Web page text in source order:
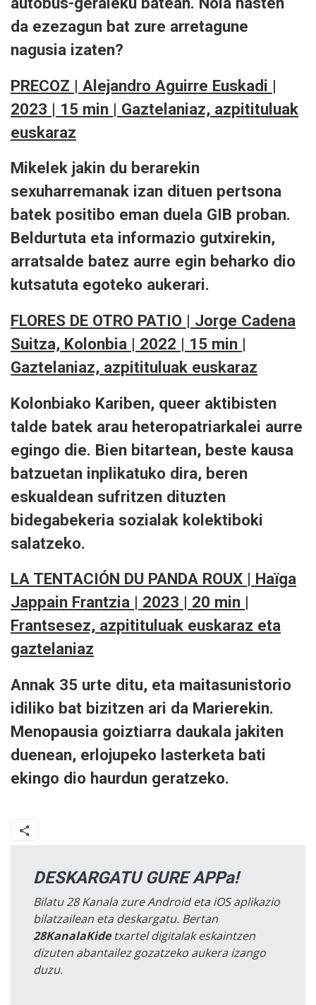
da ezezagun bat zure arretagune
nagusia izaten?
PRECOZ | Alejandro Aguirre Euskadi |
2023 | 15 min | Gaztelaniaz, azpitituluak
euskaraz
Mikelek jakin du berarekin
sexuharremanak izan dituen pertsona
batek positibo eman duela GIB proban.
Beldurtuta eta informazio gutxirekin,
arratsalde batez aurre egin beharko dio
kutsatuta egoteko aukerari.
FLORES DE OTRO PATIO | Jorge Cadena
Suitza, Kolonbia | 2022 | 15 min |
Gaztelaniaz, azpitituluak euskaraz
Kolonbiako Kariben, queer aktibisten
talde batek arau heteropatriarkalei aurre
egingo die. Bien bitartean, beste kausa
batzuetan inplikatuko dira, beren
eskualdean sufritzen dituzten
bidegabekeria sozialak kolektiboki
salatzeko.
LA TENTACIÓN DU PANDA ROUX | Haïga
Jappain Frantzia | 2023 | 20 min |
Frantsesez, azpitituluak euskaraz eta
gaztelaniaz
Annak 35 urte ditu, eta maitasunistorio
idiliko bat bizitzen ari da Marierekin.
Menopausia goiztiarra daukala jakiten
duenean, erlojupeko lasterketa bati
ekingo dio haurdun geratzeko.
DESKARGATU GURE APPa!
Bilatu 28 Kanala zure Android eta iOS aplikazio
bilatzailean eta deskargatu. Bertan
28KanalaKidetxartel digitalak eskaintzen
dizuten abantailez gozatzeko aukera izango
duzu.